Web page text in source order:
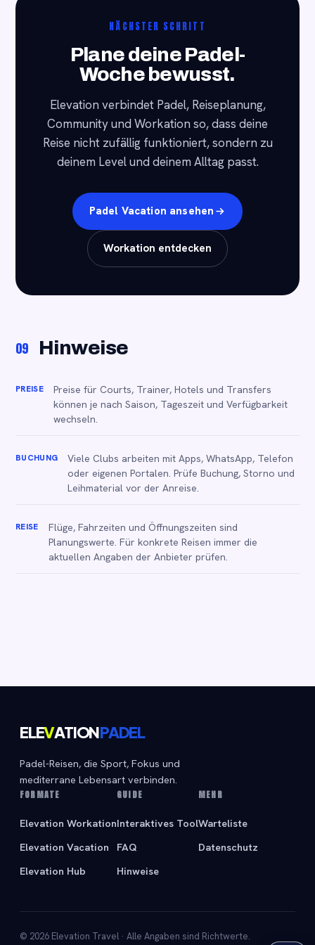
NÄCHSTER SCHRITT
Plane deine Padel-
Woche bewusst.
Elevation verbindet Padel, Reiseplanung,
Community und Workation so, dass deine
Reise nicht zufällig funktioniert, sondern zu
deinem Level und deinem Alltag passt.
Padel Vacation ansehen
Workation entdecken
09 Hinweise
PREISE
Preise für Courts, Trainer, Hotels und Transfers
können je nach Saison, Tageszeit und Verfügbarkeit
wechseln.
BUCHUNG
Viele Clubs arbeiten mit Apps, WhatsApp, Telefon
oder eigenen Portalen. Prüfe Buchung, Storno und
Leihmaterial vor der Anreise.
REISE
Flüge, Fahrzeiten und Öffnungszeiten sind
Planungswerte. Für konkrete Reisen immer die
aktuellen Angaben der Anbieter prüfen.
ELEVATIONPADEL
Padel-Reisen, die Sport, Fokus und
mediterrane Lebensart verbinden.
FORMATE
Elevation Workation
Elevation Vacation
Elevation Hub
GUIDE
Interaktives Tool
FAQ
Hinweise
MEHR
Warteliste
Datenschutz
© 2026 Elevation Travel · Alle Angaben sind Richtwerte.